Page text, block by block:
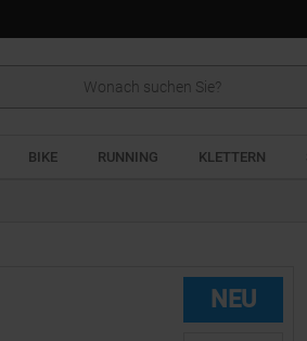
BIKE RUNNING KLETTERN
NEU